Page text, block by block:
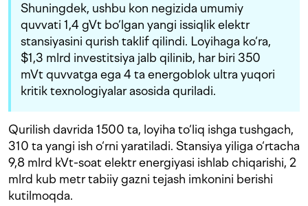
Shuningdek, ushbu kon negizida umumiy
quvvati 1,4 gVt bo‘lgan yangi issiqlik elektr
stansiyasini qurish taklif qilindi. Loyihaga ko‘ra,
$1,3 mlrd investitsiya jalb qilinib, har biri 350
mVt quvvatga ega 4 ta energoblok ultra yuqori
kritik texnologiyalar asosida quriladi.
Qurilish davrida 1500 ta, loyiha to‘liq ishga tushgach,
310 ta yangi ish o‘rni yaratiladi. Stansiya yiliga o‘rtacha
9,8 mlrd kVt-soat elektr energiyasi ishlab chiqarishi, 2
mlrd kub metr tabiiy gazni tejash imkonini berishi
kutilmoqda.